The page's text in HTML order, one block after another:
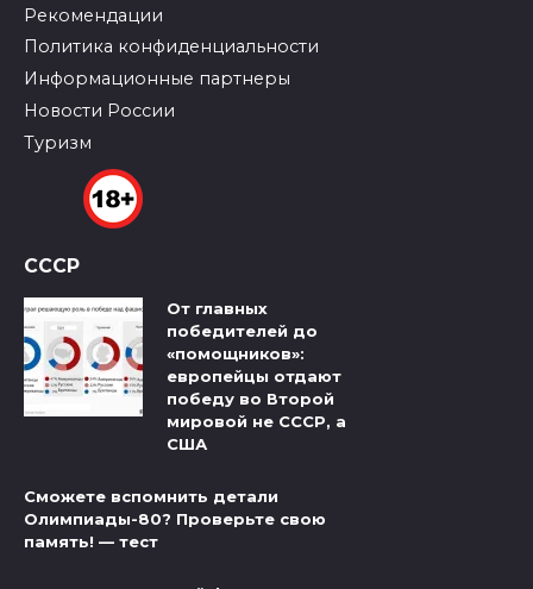
Рекомендации
Политика конфиденциальности
Информационные партнеры
Новости России
Туризм
СССР
От главных
победителей до
«помощников»:
европейцы отдают
победу во Второй
мировой не СССР, а
США
Сможете вспомнить детали
Олимпиады-80? Проверьте свою
память! — тест